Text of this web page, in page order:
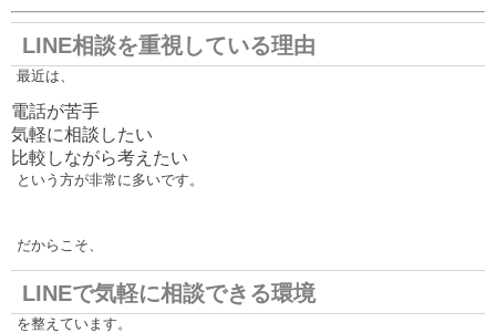
LINE相談を重視している理由
最近は、
電話が苦手
気軽に相談したい
比較しながら考えたい
という方が非常に多いです。
だからこそ、
LINEで気軽に相談できる環境
を整えています。